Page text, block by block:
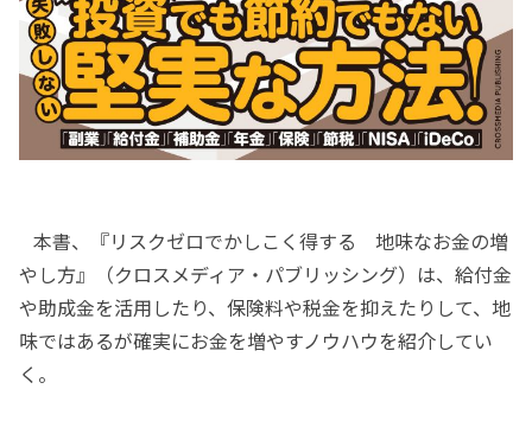
本書、『リスクゼロでかしこく得する 地味なお金の増
やし方』（クロスメディア・パブリッシング）は、給付金
や助成金を活用したり、保険料や税金を抑えたりして、地
味ではあるが確実にお金を増やすノウハウを紹介してい
く。